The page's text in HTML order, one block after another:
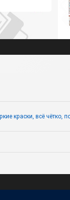
краски, всё чётко,